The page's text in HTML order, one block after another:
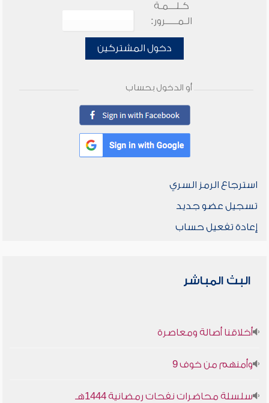
كـلـــمـة
الـمـــــرور:
دخول المشتركين
أو الدخول بحساب
استرجاع الرمز السري
تسجيل عضو جديد
إعادة تفعيل حساب
البث المباشر
أخلاقنا أصالة ومعاصرة
وأمنهم من خوف 9
سلسلة محاضرات نفحات رمضانية 1444هـ